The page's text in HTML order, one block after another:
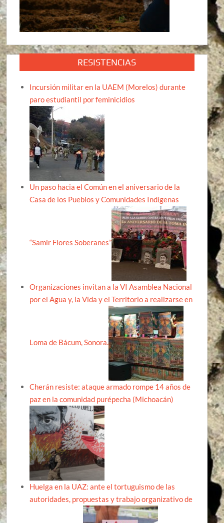
RESISTENCIAS
Incursión militar en la UAEM (Morelos) durante
paro estudiantil por feminicidios
Un paso hacia el Común en el aniversario de la
Casa de los Pueblos y Comunidades Indígenas
“Samir Flores Soberanes”
Organizaciones invitan a la VI Asamblea Nacional
por el Agua y, la Vida y el Territorio a realizarse en
Loma de Bácum, Sonora.
Cherán resiste: ataque armado rompe 14 años de
paz en la comunidad purépecha (Michoacán)
Huelga en la UAZ: ante el tortuguismo de las
autoridades, propuestas y trabajo organizativo de